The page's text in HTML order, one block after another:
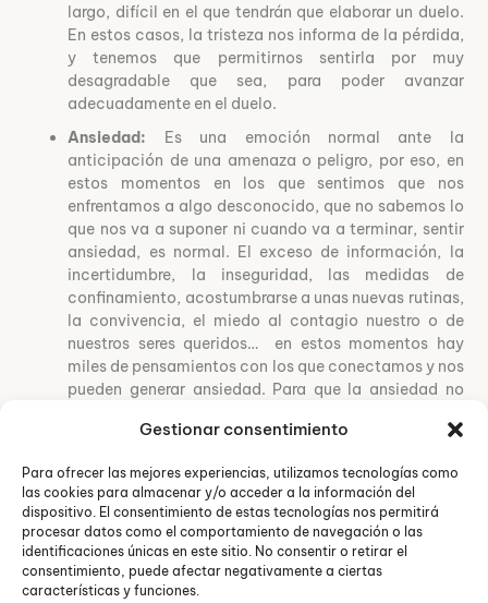
Gestionar consentimiento
Para ofrecer las mejores experiencias, utilizamos tecnologías como
las cookies para almacenar y/o acceder a la información del
dispositivo. El consentimiento de estas tecnologías nos permitirá
procesar datos como el comportamiento de navegación o las
identificaciones únicas en este sitio. No consentir o retirar el
consentimiento, puede afectar negativamente a ciertas
características y funciones.
largo, difícil en el que tendrán que elaborar un duelo.
En estos casos, la tristeza nos informa de la pérdida,
y tenemos que permitirnos sentirla por muy
desagradable que sea, para poder avanzar
adecuadamente en el duelo.
Ansiedad: Es una emoción normal ante la
anticipación de una amenaza o peligro, por eso, en
estos momentos en los que sentimos que nos
enfrentamos a algo desconocido, que no sabemos lo
que nos va a suponer ni cuando va a terminar, sentir
ansiedad, es normal. El exceso de información, la
incertidumbre, la inseguridad, las medidas de
confinamiento, acostumbrarse a unas nuevas rutinas,
la convivencia, el miedo al contagio nuestro o de
nuestros seres queridos… en estos momentos hay
miles de pensamientos con los que conectamos y nos
pueden generar ansiedad. Para que la ansiedad no
desproporcionado, debemos intentar no caer en los
escenario posible). Es necesario aprender a controlar
nuestros pensamientos negativos y no permitir que se
instalen en nuestro interior.
Frustración:Es una emoción que sentimos cuando
no podemos hacer u obtener lo que queremos. Es